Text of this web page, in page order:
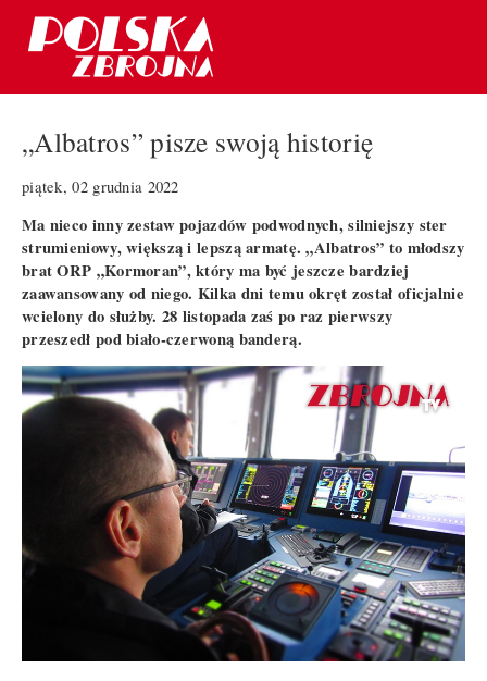
„Albatros” pisze swoją historię
piątek, 02 grudnia 2022
Ma nieco inny zestaw pojazdów podwodnych, silniejszy ster
strumieniowy, większą i lepszą armatę. „Albatros” to młodszy
brat ORP „Kormoran”, który ma być jeszcze bardziej
zaawansowany od niego. Kilka dni temu okręt został oficjalnie
wcielony do służby. 28 listopada zaś po raz pierwszy
przeszedł pod biało-czerwoną banderą.